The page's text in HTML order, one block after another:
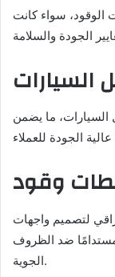
سواء كانت
ما يضمن
وقود
لتصميم واجهات
ضد الظروف
الجوية.